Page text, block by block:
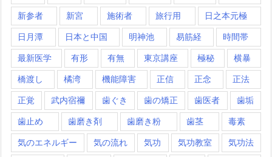
新参者 新宮 施術者 旅行用 日之本元極
日月潭 日本と中国 明神池 易筋経 時間帯
最新医学 有形 有無 東京講座 極秘 横暴
橋渡し 橘湾 機能障害 正信 正念 正法
正覚 武内宿禰 歯ぐき 歯の矯正 歯医者 歯垢
歯止め 歯磨き剤 歯磨き粉 歯茎 毒素
気のエネルギー 気の流れ 気功 気功教室 気功法